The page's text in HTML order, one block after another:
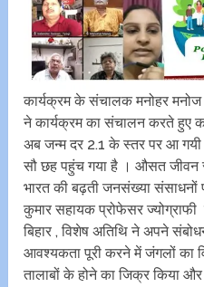
कार्यक्रम के संचालक मनोहर मनोज
ने कार्यक्रम का संचालन करते हुए
अब जन्म दर 2.1 के स्तर पर आ
सौ छह पहुंच गया है । औसत जीवन
भारत की बढ़ती जनसंख्या
कुमार सहायक प्रोफेसर ज्योग्राफी
बिहार , विशेष अतिथि ने अपने
आवश्यकता पूरी करने में जंगलों का
तालाबों के होने का जिक्र किया